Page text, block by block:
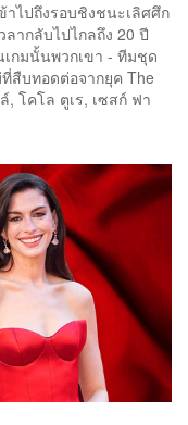
ไปถึงรอบชิงชนะเลิศศึก
ากลับไปไกลถึง 20 ปี
กมนั้นพวกเขา - ทีมชุด
สืบทอดต่อจากยุค The
, โคโล ตูเร, เซสก์ ฟา